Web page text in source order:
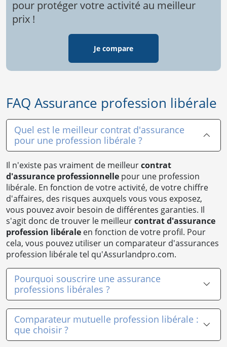
pour protéger votre activité au meilleur
prix !
Je compare
FAQ Assurance profession libérale
Quel est le meilleur contrat d'assurance
pour une profession libérale ?
Il n'existe pas vraiment de meilleurcontrat
d'assurance professionnelle pour une profession
libérale. En fonction de votre activité, de votre chiffre
d'affaires, des risques auxquels vous vous exposez,
vous pouvez avoir besoin de différentes garanties. Il
s'agit donc de trouver le meilleurcontrat d'assurance
profession libérale en fonction de votre profil. Pour
cela, vous pouvez utiliser un comparateur d'assurances
profession libérale tel qu'Assurlandpro.com.
Pourquoi souscrire une assurance
professions libérales ?
Comparateur mutuelle profession libérale :
que choisir ?